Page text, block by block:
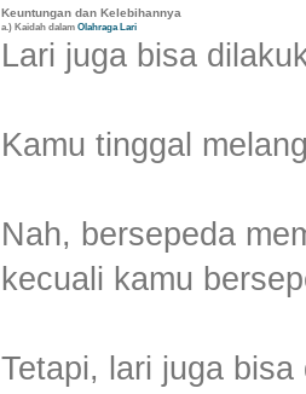
Keuntungan dan Kelebihannya
a.) Kaidah dalam Olahraga Lari
Lari juga bisa
Kamu tinggal
Nah, bersepeda
kecuali kamu
Tetapi, lari juga